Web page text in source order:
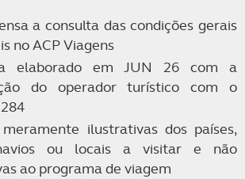
a consulta das condições gerais
no ACP Viagens
elaborado em JUN 26 com a
do operador turístico com o
ilustrativas dos países,
ou locais a visitar e não
ao programa de viagem